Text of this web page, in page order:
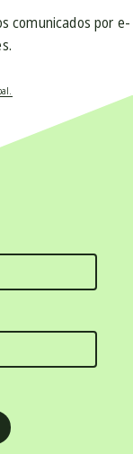
comunicados por e-